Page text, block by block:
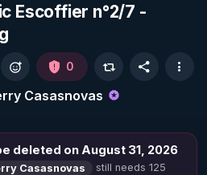
Escoffier n°2/7 -
Casasnovas
0
deleted on August 31, 2026
Casasnovas
still needs 125